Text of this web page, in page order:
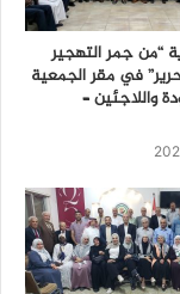
“من جمر التهجير
في مقر الجمعية
واللاجئين –